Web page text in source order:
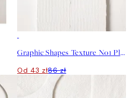
Graphic Shapes Texture No1 Plakat
Od 43 zł86 zł